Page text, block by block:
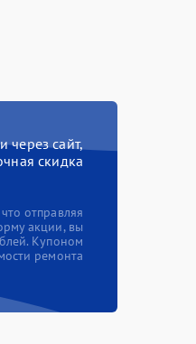
через сайт,
скидка
отправляя
акции, вы
Купоном
ремонта